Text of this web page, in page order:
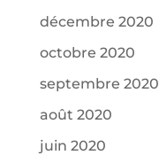
décembre 2020
octobre 2020
septembre 2020
août 2020
juin 2020